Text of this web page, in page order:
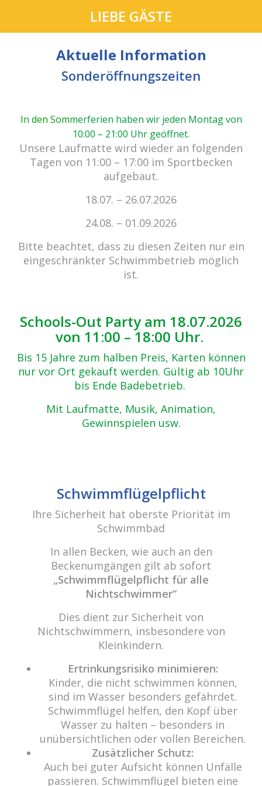
cabrio Senden - das Bad.
Außergewöhnlich, vielfältig!
Kein Einlass bei Gewitter
zu den E-Tickets
Zurück zur Übersicht
Navigation
10 Jahre cabrio Senden / Pool-Party
cabrio Senden - das Bad
Bulderner Str. 15
48308 Senden
Tel.: 0049 (0) 2597 - 93 918 -10
Fax: 0049 (0) 2597 - 93 918 -29
info@cabriosenden.de
Wir freuen uns auf Sie!
Haben Sie Fragen? Wir kümmern uns drum!
Eine Nachricht schreiben
LIEBE GÄSTE
Aktuelle Information
Sonderöffnungszeiten
In den Sommerferien haben wir jeden Montag von
10:00 – 21:00 Uhr geöffnet.
Unsere Laufmatte wird wieder an folgenden
Tagen von 11:00 – 17:00 im Sportbecken
aufgebaut.
18.07. – 26.07.2026
24.08. – 01.09.2026
Bitte beachtet, dass zu diesen Zeiten nur ein
eingeschränkter Schwimmbetrieb möglich
ist.
Schools-Out Party am 18.07.2026
von 11:00 – 18:00 Uhr.
Bis 15 Jahre zum halben Preis, Karten können
nur vor Ort gekauft werden. Gültig ab 10Uhr
bis Ende Badebetrieb.
Mit Laufmatte, Musik, Animation,
Gewinnspielen usw.
Schwimmflügelpflicht
Ihre Sicherheit hat oberste Priorität im
Schwimmbad
In allen Becken, wie auch an den
Beckenumgängen gilt ab sofort
„Schwimmflügelpflicht für alle
Nichtschwimmer“
Dies dient zur Sicherheit von
Nichtschwimmern, insbesondere von
Kleinkindern.
Ertrinkungsrisiko minimieren:
Kinder, die nicht schwimmen können,
sind im Wasser besonders gefährdet.
Schwimmflügel helfen, den Kopf über
Wasser zu halten – besonders in
unübersichtlichen oder vollen Bereichen.
Zusätzlicher Schutz:
Auch bei guter Aufsicht können Unfälle
passieren. Schwimmflügel bieten eine